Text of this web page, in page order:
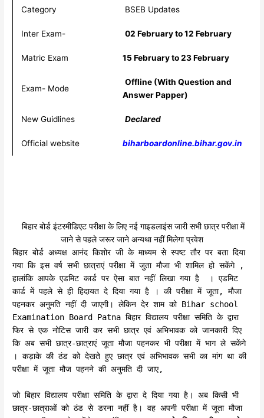
Category BSEB Updates
Inter Exam- 02 February to 12 February
Matric Exam 15 February to 23 February
Exam- Mode
Offline (With Question and
Answer Papper)
New Guidlines Declared
Official website biharboardonline.bihar.gov.in
बिहार बोर्ड इंटरमीडिएट परीक्षा के लिए नई गाइडलाइंस जारी सभी छात्र परीक्षा में
जाने से पहले जरूर जाने अन्यथा नहीं मिलेगा प्रवेश
बिहार बोर्ड अध्यक्ष आनंद किशोर जी के माध्यम से स्पष्ट तौर पर बता दिया
गया कि इस वर्ष सभी छात्राएं परीक्षा में जुता मौजा भी शामिल हो सकेंगे ,
हालांकि आपके एडमिट कार्ड पर ऐसा बात नहीं लिखा गया है । एडमिट
कार्ड में पहले से ही हिदायत दे दिया गया है । की परीक्षा में जूता, मौजा
पहनकर अनुमति नहीं दी जाएगी। लेकिन देर शाम को Bihar school
Examination Board Patna बिहार विद्यालय परीक्षा समिति के द्वारा
फिर से एक नोटिस जारी कर सभी छात्र एवं अभिभावक को जानकारी दिए
कि अब सभी छात्र-छात्राएं जूता मौजा पहनकर भी परीक्षा में भाग ले सकेंगे
। कड़ाके की ठंड को देखते हुए छात्र एवं अभिभावक सभी का मांग था की
परीक्षा में जूता मौज पहनने की अनुमति दी जाए,
जो बिहार विद्यालय परीक्षा समिति के द्वारा दे दिया गया है। अब किसी भी
छात्र-छात्राओं को ठंड से डरना नहीं है। वह अपनी परीक्षा में जूता मौजा